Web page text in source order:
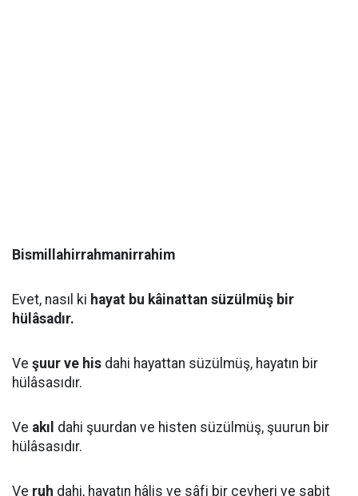
Bismillahirrahmanirrahim
Evet, nasıl ki hayat bu kâinattan süzülmüş bir
hülâsadır.
Ve şuur ve his dahi hayattan süzülmüş, hayatın bir
hülâsasıdır.
Ve akıl dahi şuurdan ve histen süzülmüş, şuurun bir
hülâsasıdır.
Ve ruh dahi, hayatın hâlis ve sâfi bir cevheri ve sabit